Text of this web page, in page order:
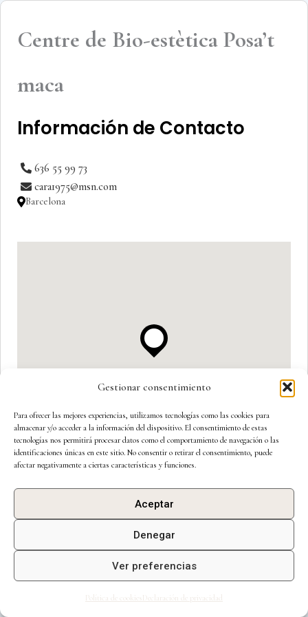
Gestionar consentimiento
Para ofrecer las mejores experiencias, utilizamos tecnologías como las cookies para
almacenar y/o acceder a la información del dispositivo. El consentimiento de estas
tecnologías nos permitirá procesar datos como el comportamiento de navegación o las
identificaciones únicas en este sitio. No consentir o retirar el consentimiento, puede
afectar negativamente a ciertas características y funciones.
Aceptar
Denegar
Ver preferencias
Política de cookies Declaración de privacidad
Centre de Bio-estètica Posa’t
maca
Información de Contacto
636 55 99 73
cara1975@msn.com
Barcelona